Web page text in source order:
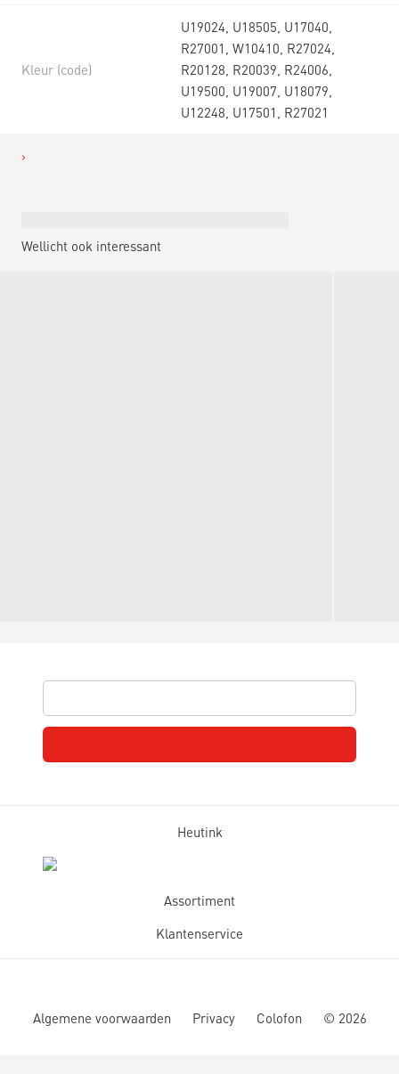
Kleur (code)
U19024, U18505, U17040,
R27001, W10410, R27024,
R20128, R20039, R24006,
U19500, U19007, U18079,
U12248, U17501, R27021
Wellicht ook interessant
Heutink
Assortiment
Klantenservice
Algemene voorwaarden Privacy Colofon © 2026